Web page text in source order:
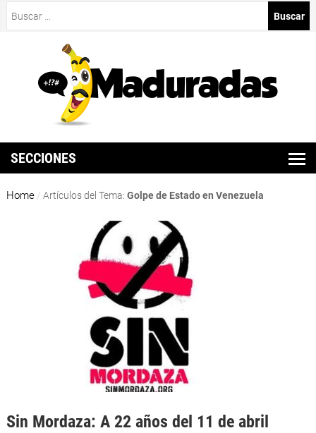
SECCIONES
Home / Artículos del Tema: Golpe de Estado en Venezuela
Sin Mordaza: A 22 años del 11 de abril